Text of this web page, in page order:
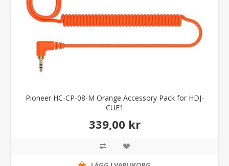
Pioneer HC-CP-08-M Orange Accessory Pack for HDJ-
CUE1
339,00 kr